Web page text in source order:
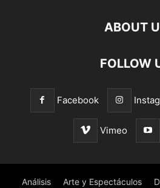
ABOUT
FOLLOW
Facebook
Vimeo
Análisis Arte y Espectáculos